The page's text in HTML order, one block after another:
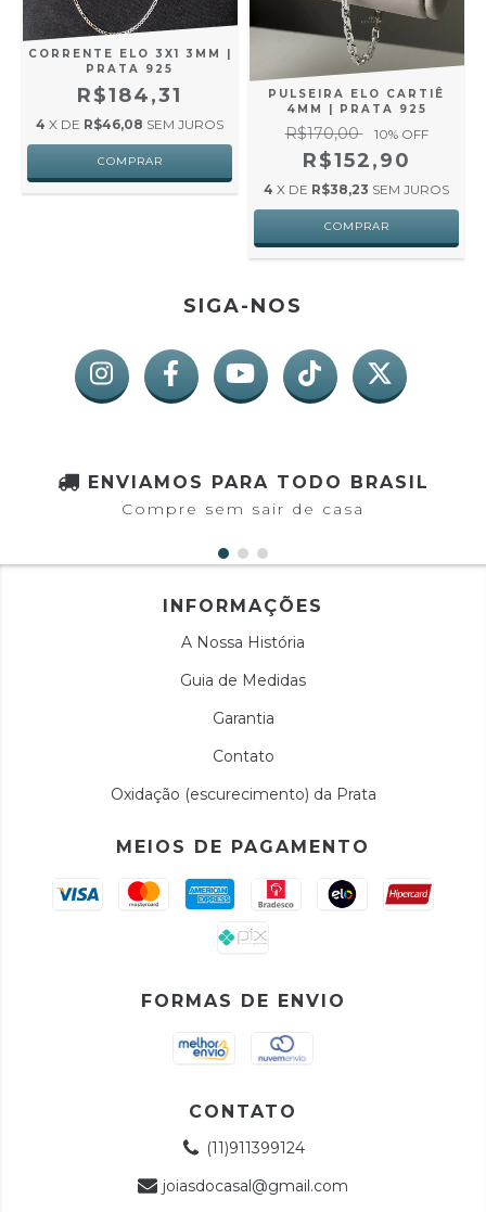
CORRENTE ELO 3X1 3MM |
PRATA 925
R$184,31
4 X DE R$46,08 SEM JUROS
PULSEIRA ELO CARTIÊ
4MM | PRATA 925
R$170,00 10% OFF
R$152,90
4 X DE R$38,23 SEM JUROS
SIGA-NOS
ENVIAMOS PARA TODO BRASIL
Compre sem sair de casa
INFORMAÇÕES
A Nossa História
Guia de Medidas
Garantia
Contato
Oxidação (escurecimento) da Prata
MEIOS DE PAGAMENTO
FORMAS DE ENVIO
CONTATO
(11)911399124
joiasdocasal@gmail.com